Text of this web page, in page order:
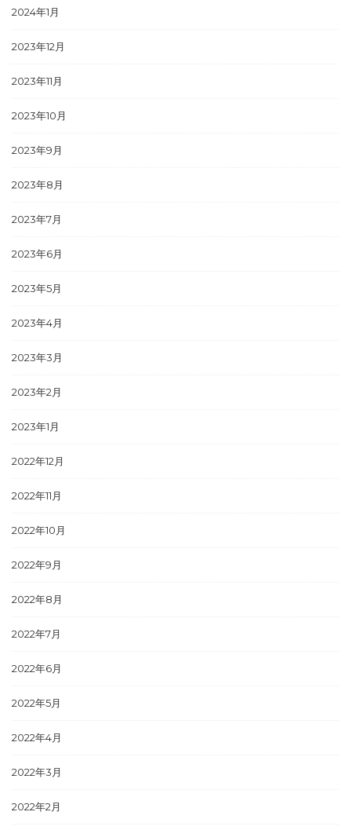
2024年1月
2023年12月
2023年11月
2023年10月
2023年9月
2023年8月
2023年7月
2023年6月
2023年5月
2023年4月
2023年3月
2023年2月
2023年1月
2022年12月
2022年11月
2022年10月
2022年9月
2022年8月
2022年7月
2022年6月
2022年5月
2022年4月
2022年3月
2022年2月